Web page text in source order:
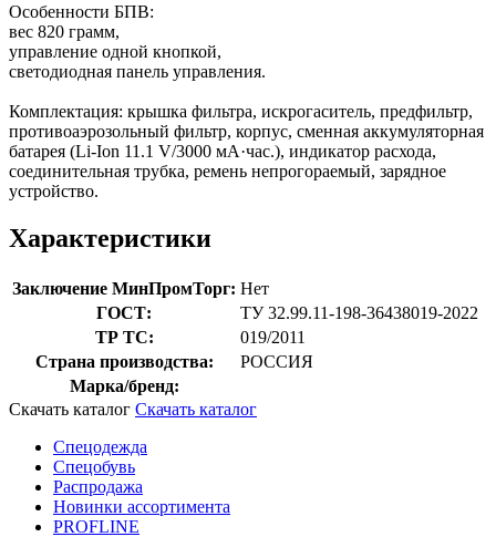
Особенности БПВ:
вес 820 грамм,
управление одной кнопкой,
светодиодная панель управления.
Комплектация: крышка фильтра, искрогаситель, предфильтр,
противоаэрозольный фильтр, корпус, сменная аккумуляторная
батарея (Li-Ion 11.1 V/3000 мA·час.), индикатор расхода,
соединительная трубка, ремень непрогораемый, зарядное
устройство.
Характеристики
Заключение МинПромТорг: Нет
ГОСТ:
ТУ 32.99.11-198-36438019-2022
ТР ТС:
019/2011
Страна производства:
РОССИЯ
Марка/бренд:
Скачать каталог Скачать каталог
Спецодежда
Спецобувь
Распродажа
Новинки ассортимента
PROFLINE